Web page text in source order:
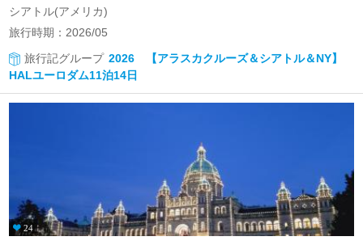
シアトル(アメリカ)
旅行時期：2026/05
旅行記グループ 2026 【アラスカクルーズ＆シアトル＆NY】
HALユーロダム11泊14日
24